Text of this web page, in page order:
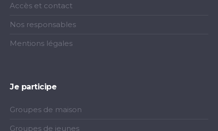
Accès et contact
Nos responsables
Mentions légales
Je participe
Groupes de maison
Groupes de jeunes